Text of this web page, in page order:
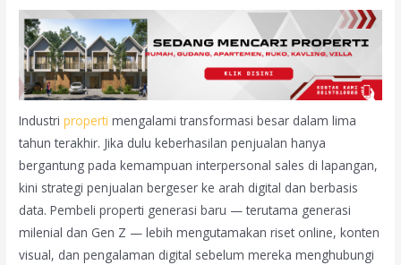
Industriproperti mengalami transformasi besar dalam lima
tahun terakhir. Jika dulu keberhasilan penjualan hanya
bergantung pada kemampuan interpersonal sales di lapangan,
kini strategi penjualan bergeser ke arah digital dan berbasis
data. Pembeli properti generasi baru — terutama generasi
milenial dan Gen Z — lebih mengutamakan riset online, konten
visual, dan pengalaman digital sebelum mereka menghubungi